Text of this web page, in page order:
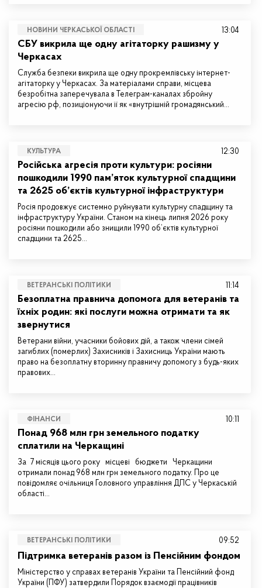
НОВИНИ ЧЕРКАСЬКОЇ ОБЛАСТІ
СБУ викрила ще одну агітаторку рашизму у
Черкасах
Служба безпеки викрила ще одну прокремлівську інтернет-
агітаторку у Черкасах. За матеріалами справи, місцева
безробітна заперечувала в Телеграм-каналах збройну
агресію рф, позиціонуючи її як «внутрішній громадянський…
13:04
КУЛЬТУРА
Російська агресія проти культури: росіяни
пошкодили 1990 пам’яток культурної спадщини
та 2625 об’єктів культурної інфраструктури
Росія продовжує системно руйнувати культурну спадщину та
інфраструктуру України. Станом на кінець липня 2026 року
росіяни пошкодили або знищили 1990 об’єктів культурної
спадщини та 2625…
12:30
ВЕТЕРАНСЬКІ ПОЛІТИКИ
Безоплатна правнича допомога для ветеранів та
їхніх родин: які послуги можна отримати та як
звернутися
Ветерани війни, учасники бойових дій, а також члени сімей
загиблих (померлих) Захисників і Захисниць України мають
право на безоплатну вторинну правничу допомогу з будь-яких
правових…
11:14
ФІНАНСИ
Понад 968 млн грн земельного податку
сплатили на Черкащині
За 7 місяців цього року місцеві бюджети Черкащини
отримали понад 968 млн грн земельного податку. Про це
повідомляє очільниця Головного управління ДПС у Черкаській
області…
10:11
ВЕТЕРАНСЬКІ ПОЛІТИКИ
Підтримка ветеранів разом із Пенсійним фондом
Міністерство у справах ветеранів України та Пенсійний фонд
України (ПФУ) затвердили Порядок взаємодії працівників
09:52